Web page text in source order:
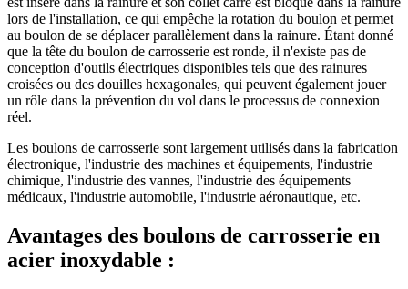
lors de l'installation, ce qui empêche la rotation du boulon et permet
au boulon de se déplacer parallèlement dans la rainure. Étant donné
que la tête du boulon de carrosserie est ronde, il n'existe pas de
conception d'outils électriques disponibles tels que des rainures
croisées ou des douilles hexagonales, qui peuvent également jouer
un rôle dans la prévention du vol dans le processus de connexion
réel.
Les boulons de carrosserie sont largement utilisés dans la fabrication
électronique, l'industrie des machines et équipements, l'industrie
chimique, l'industrie des vannes, l'industrie des équipements
médicaux, l'industrie automobile, l'industrie aéronautique, etc.
Avantages des boulons de carrosserie en
acier inoxydable :